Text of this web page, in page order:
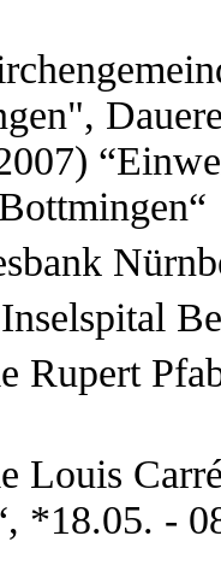
Rupert
Louis
*18.05. -